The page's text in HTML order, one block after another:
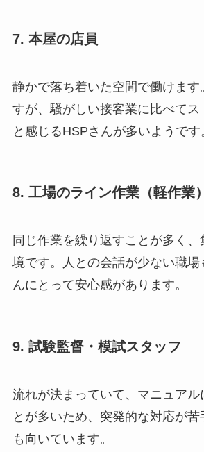
7. 本屋の店員
静かで落ち着いた空間で働けます
すが、騒がしい接客業に比べてス
と感じるHSPさんが多いようです
8. 工場のライン作業（軽作業）
同じ作業を繰り返すことが多く
境です。人との会話が少ない職場
んにとって安心感があります。
9. 試験監督・模試スタッフ
流れが決まっていて、マニュアル
とが多いため、突発的な対応が
も向いています。